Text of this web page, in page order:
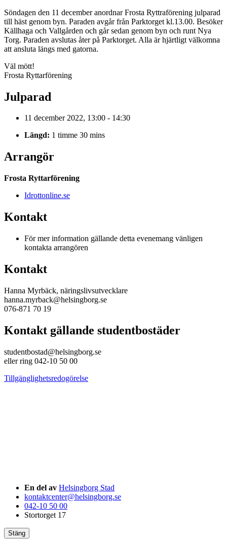
Söndagen den 11 december anordnar Frosta Ryttraförening julparad
till häst genom byn. Paraden avgår från Parktorget kl.13.00. Besöker
Källhaga och Vallgården och går sedan genom byn och runt Nya
Torg. Paraden avslutas åter på Parktorget. Alla är hjärtligt välkomna
att ansluta längs med gatorna.
Väl mött!
Frosta Ryttarförening
Julparad
11 december 2022, 13:00 - 14:30
Längd: 1 timme 30 mins
Arrangör
Frosta Ryttarförening
Idrottonline.se
Kontakt
För mer information gällande detta evenemang vänligen
kontakta arrangören
Kontakt
Hanna Myrbäck, näringslivsutvecklare
hanna.myrback@helsingborg.se
076-871 70 19
Kontakt gällande studentbostäder
studentbostad@helsingborg.se
eller ring 042-10 50 00
Tillgänglighetsredogörelse
En del av Helsingborg Stad
kontaktcenter@helsingborg.se
042-10 50 00
Stortorget 17
Stäng